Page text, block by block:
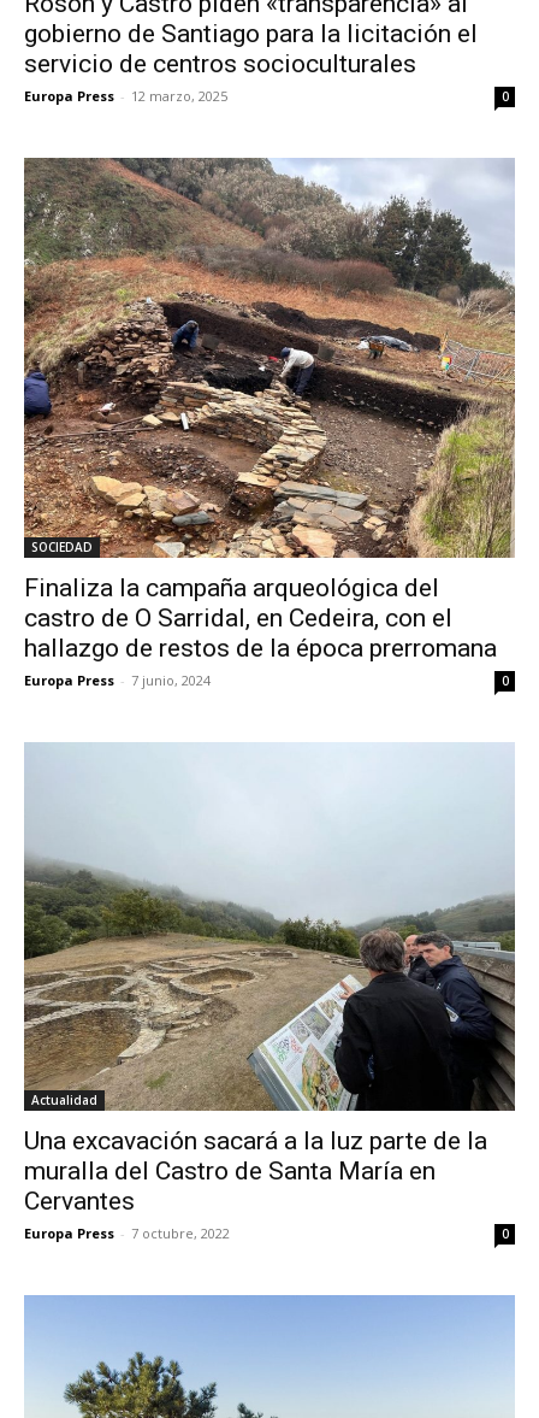
gobierno de Santiago para la licitación el
servicio de centros socioculturales
Europa Press - 12 marzo, 2025 0
SOCIEDAD
Finaliza la campaña arqueológica del
castro de O Sarridal, en Cedeira, con el
hallazgo de restos de la época prerromana
Europa Press - 7 junio, 2024 0
Actualidad
Una excavación sacará a la luz parte de la
muralla del Castro de Santa María en
Cervantes
Europa Press - 7 octubre, 2022 0